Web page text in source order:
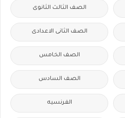
الصف الثالث الثانوى
الصف الثانى الاعدادى
الصف الخامس
الصف السادس
الفرنسيه